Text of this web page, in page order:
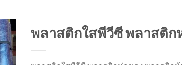
พลาสติกใสพีวีซี พลาสติก